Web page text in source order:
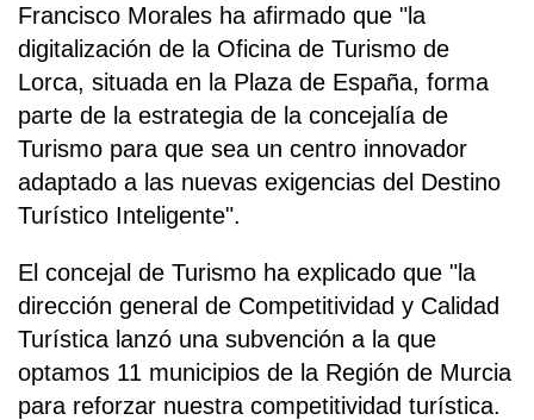
Francisco Morales ha afirmado que "la
digitalización de la Oficina de Turismo de
Lorca, situada en la Plaza de España, forma
parte de la estrategia de la concejalía de
Turismo para que sea un centro innovador
adaptado a las nuevas exigencias del Destino
Turístico Inteligente".
El concejal de Turismo ha explicado que "la
dirección general de Competitividad y Calidad
Turística lanzó una subvención a la que
optamos 11 municipios de la Región de Murcia
para reforzar nuestra competitividad turística.